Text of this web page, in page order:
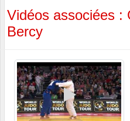
Vidéos associées :
Bercy